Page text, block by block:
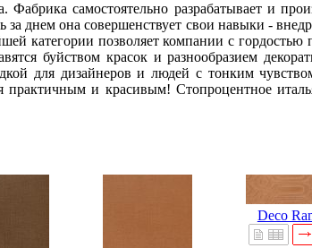
самостоятельно разрабатывает и
днем она совершенствует свои навыки -
категории позволяет компании с гордостью
буйством красок и разнообразием
для дизайнеров и людей с тонким
и красивым! Стопроцентное
Deco